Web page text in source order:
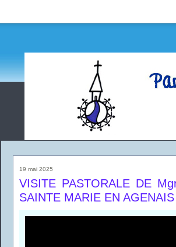
19 mai 2025
VISITE PASTORALE DE
SAINTE MARIE EN